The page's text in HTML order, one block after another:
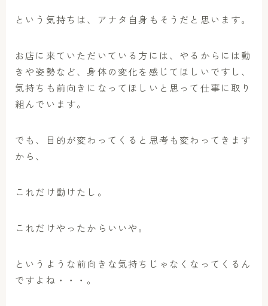
という気持ちは、アナタ自身もそうだと思います。
お店に来ていただいている方には、やるからには動
きや姿勢など、身体の変化を感じてほしいですし、
気持ちも前向きになってほしいと思って仕事に取り
組んでいます。
でも、目的が変わってくると思考も変わってきます
から、
これだけ動けたし。
これだけやったからいいや。
というような前向きな気持ちじゃなくなってくるん
ですよね・・・。